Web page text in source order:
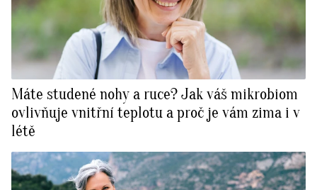
Máte studené nohy a ruce? Jak váš mikrobiom
ovlivňuje vnitřní teplotu a proč je vám zima i v
létě